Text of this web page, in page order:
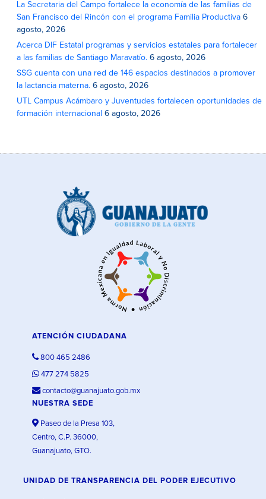
La Secretaria del Campo fortalece la economía de las familias de
San Francisco del Rincón con el programa Familia Productiva 6
agosto, 2026
Acerca DIF Estatal programas y servicios estatales para fortalecer
a las familias de Santiago Maravatío. 6 agosto, 2026
SSG cuenta con una red de 146 espacios destinados a promover
la lactancia materna. 6 agosto, 2026
UTL Campus Acámbaro y Juventudes fortalecen oportunidades de
formación internacional 6 agosto, 2026
ATENCIÓN CIUDADANA
800 465 2486
477 274 5825
contacto@guanajuato.gob.mx
NUESTRA SEDE
Paseo de la Presa 103,
Centro, C.P. 36000,
Guanajuato, GTO.
UNIDAD DE TRANSPARENCIA DEL PODER EJECUTIVO